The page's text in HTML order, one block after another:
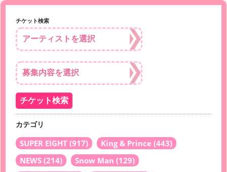
チケット検索
カテゴリ
SUPER EIGHT (917) King & Prince (443)
NEWS (214) Snow Man (129)